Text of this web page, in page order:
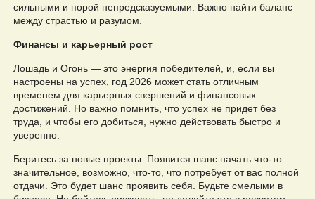
сильными и порой непредсказуемыми. Важно найти баланс
между страстью и разумом.
Финансы и карьерный рост
Лошадь и Огонь — это энергия победителей, и, если вы
настроены на успех, год 2026 может стать отличным
временем для карьерных свершений и финансовых
достижений. Но важно помнить, что успех не придет без
труда, и чтобы его добиться, нужно действовать быстро и
уверенно.
Беритесь за новые проекты. Появится шанс начать что-то
значительное, возможно, что-то, что потребует от вас полной
отдачи. Это будет шанс проявить себя. Будьте смелыми в